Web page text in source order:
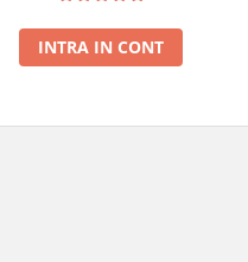
INTRA IN CONT